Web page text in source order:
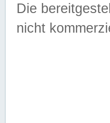
Die
nicht